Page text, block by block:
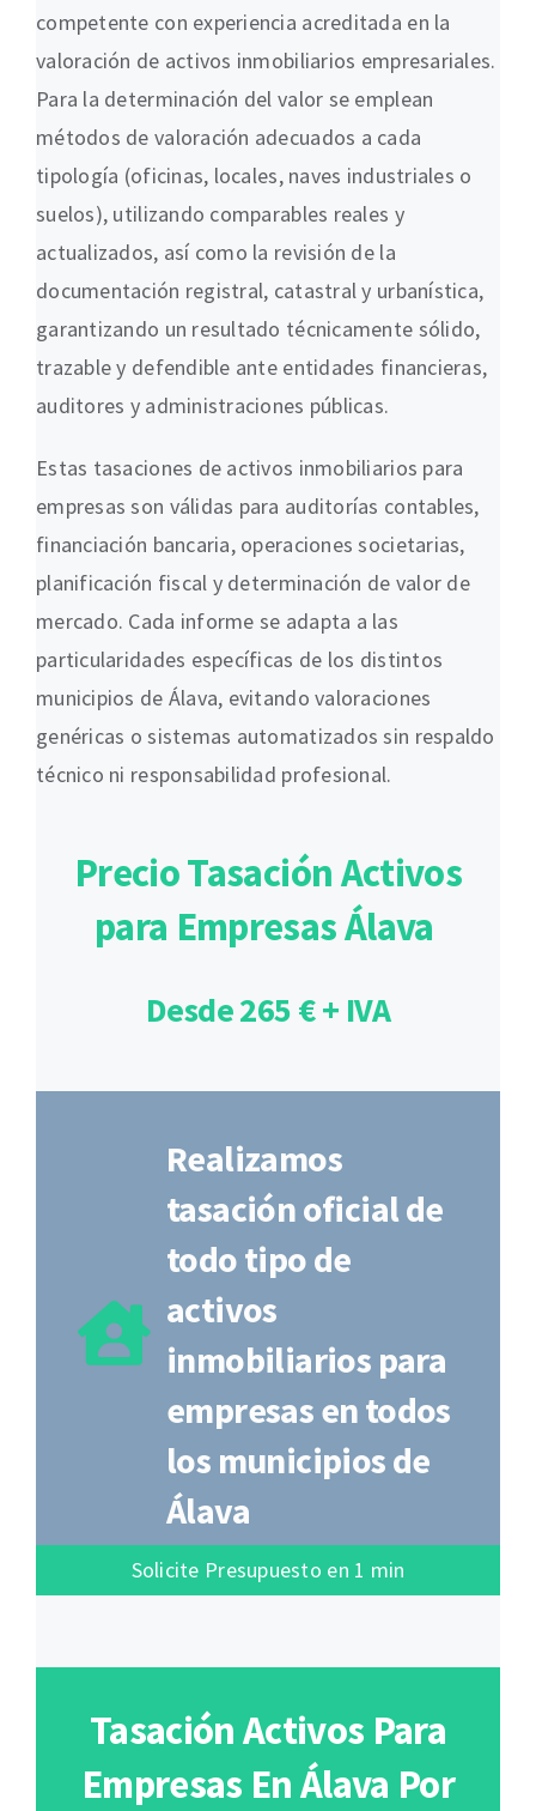
competente con experiencia acreditada en la
valoración de activos inmobiliarios empresariales.
Para la determinación del valor se emplean
métodos de valoración adecuados a cada
tipología (oficinas, locales, naves industriales o
suelos), utilizando comparables reales y
actualizados, así como la revisión de la
documentación registral, catastral y urbanística,
garantizando un resultado técnicamente sólido,
trazable y defendible ante entidades financieras,
auditores y administraciones públicas.
Estas tasaciones de activos inmobiliarios para
empresas son válidas para auditorías contables,
financiación bancaria, operaciones societarias,
planificación fiscal y determinación de valor de
mercado. Cada informe se adapta a las
particularidades específicas de los distintos
municipios de Álava, evitando valoraciones
genéricas o sistemas automatizados sin respaldo
técnico ni responsabilidad profesional.
Precio Tasación Activos
para Empresas Álava
Desde 265 € + IVA
Realizamos
tasación oficial de
todo tipo de
activos
inmobiliarios para
empresas en todos
los municipios de
Álava
Solicite Presupuesto en 1 min
Tasación Activos Para
Empresas En Álava Por